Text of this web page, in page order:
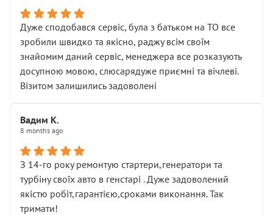
Дуже сподобався сервіс, була з батьком на ТО все
зробили швидко та якісно, раджу всім своїм
знайомим даний сервіс, менеджера все розказують
досупною мовою, слюсарядуже приємні та вічлеві.
Візитом залишились задоволені
Вадим К.
8 months ago
З 14-го року ремонтую стартери,генератори та
турбіну своїх авто в генстарі . Дуже задоволений
якістю робіт,гарантією,сроками виконання. Так
тримати!